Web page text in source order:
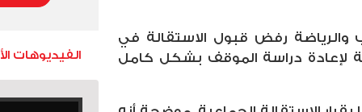
والرياضة رفض قبول الاستقالة في
لإعادة دراسة الموقف بشكل كامل
الفيديوهات